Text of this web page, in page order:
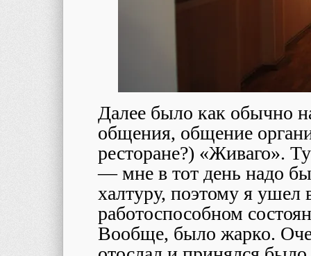
Далее было как обычно
общения, общение
ресторане?) «Живаго».
— мне в тот день надо
халтуру, поэтому я ушел
работоспособном
Вообще, было жарко.